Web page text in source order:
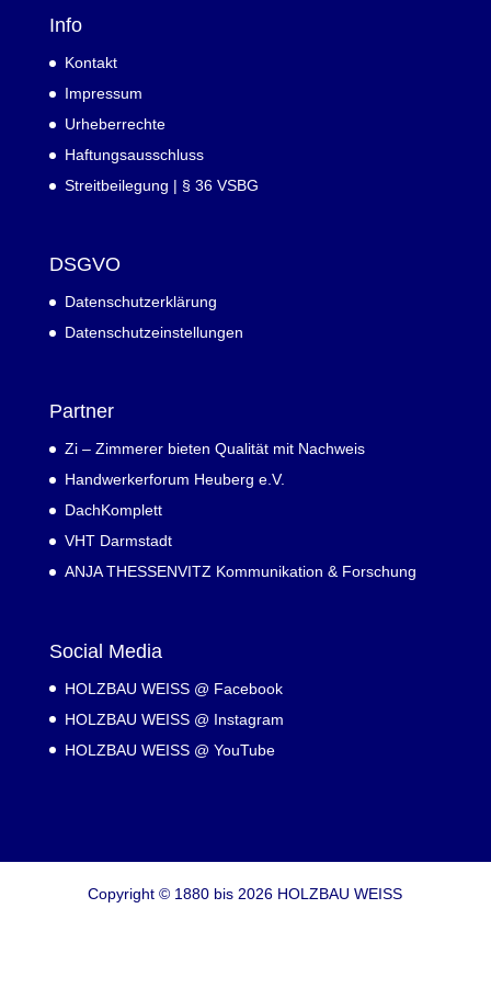
Info
Kontakt
Impressum
Urheberrechte
Haftungsausschluss
Streitbeilegung | § 36 VSBG
DSGVO
Datenschutzerklärung
Datenschutzeinstellungen
Partner
Zi – Zimmerer bieten Qualität mit Nachweis
Handwerkerforum Heuberg e.V.
DachKomplett
VHT Darmstadt
ANJA THESSENVITZ Kommunikation & Forschung
Social Media
HOLZBAU WEISS @ Facebook
HOLZBAU WEISS @ Instagram
HOLZBAU WEISS @ YouTube
Copyright © 1880 bis 2026 HOLZBAU WEISS